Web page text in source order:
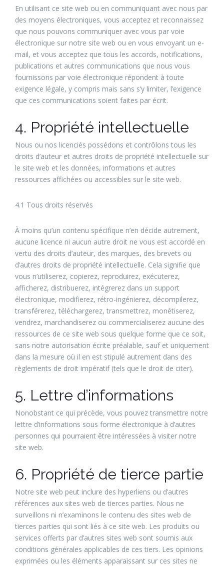
En utilisant ce site web ou en communiquant avec nous par
des moyens électroniques, vous acceptez et reconnaissez
que nous pouvons communiquer avec vous par voie
électronique sur notre site web ou en vous envoyant un e-
mail, et vous acceptez que tous les accords, notifications,
publications et autres communications que nous vous
fournissons par voie électronique répondent à toute
exigence légale, y compris mais sans s’y limiter, l’exigence
que ces communications soient faites par écrit.
4. Propriété intellectuelle
Nous ou nos licenciés possédons et contrôlons tous les
droits d’auteur et autres droits de propriété intellectuelle sur
le site web et les données, informations et autres
ressources affichées ou accessibles sur le site web.
4.1 Tous droits réservés
À moins qu’un contenu spécifique n’en décide autrement,
aucune licence ni aucun autre droit ne vous est accordé en
vertu des droits d’auteur, des marques, des brevets ou
d’autres droits de propriété intellectuelle. Cela signifie que
vous n’utiliserez, copierez, reproduirez, exécuterez,
afficherez, distribuerez, intégrerez dans un support
électronique, modifierez, rétro-ingénierez, décompilerez,
transférerez, téléchargerez, transmettrez, monétiserez,
vendrez, marchandiserez ou commercialiserez aucune des
ressources de ce site web sous quelque forme que ce soit,
sans notre autorisation écrite préalable, sauf et uniquement
dans la mesure où il en est stipulé autrement dans des
règlements de droit impératif (tels que le droit de citer).
5. Lettre d’informations
Nonobstant ce qui précède, vous pouvez transmettre notre
lettre d’informations sous forme électronique à d’autres
personnes qui pourraient être intéressées à visiter notre
site web.
6. Propriété de tierce partie
Notre site web peut inclure des hyperliens ou d’autres
références aux sites web de tierces parties. Nous ne
surveillons ni n’examinons le contenu des sites web de
tierces parties qui sont liés à ce site web. Les produits ou
services offerts par d’autres sites web sont soumis aux
conditions générales applicables de ces tiers. Les opinions
exprimées ou les éléments apparaissant sur ces sites ne